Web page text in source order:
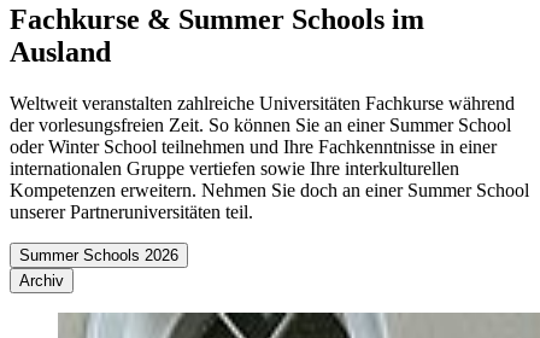
Fachkurse & Summer Schools im
Ausland
Weltweit veranstalten zahlreiche Universitäten Fachkurse während
der vorlesungsfreien Zeit. So können Sie an einer Summer School
oder Winter School teilnehmen und Ihre Fachkenntnisse in einer
internationalen Gruppe vertiefen sowie Ihre interkulturellen
Kompetenzen erweitern. Nehmen Sie doch an einer Summer School
unserer Partneruniversitäten teil.
Summer Schools 2026
Dänemark: Aarhus Summer University
wenden Sie sich bitte an denErasmus+ Koordinator.)
Archiv
Winter Schools 2024/25